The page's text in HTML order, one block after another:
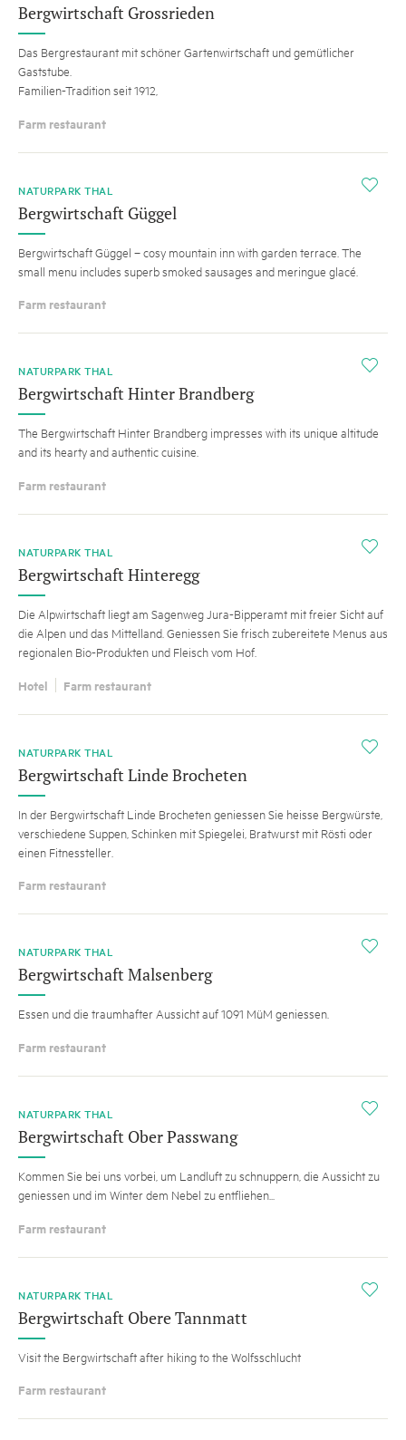
Bergwirtschaft Grossrieden
Das Bergrestaurant mit schöner Gartenwirtschaft und gemütlicher
Gaststube.
Familien-Tradition seit 1912,
Farm restaurant
i
NATURPARK THAL
Bergwirtschaft Güggel
Bergwirtschaft Güggel – cosy mountain inn with garden terrace. The
small menu includes superb smoked sausages and meringue glacé.
Farm restaurant
i
NATURPARK THAL
Bergwirtschaft Hinter Brandberg
The Bergwirtschaft Hinter Brandberg impresses with its unique altitude
and its hearty and authentic cuisine.
Farm restaurant
i
NATURPARK THAL
Bergwirtschaft Hinteregg
Die Alpwirtschaft liegt am Sagenweg Jura-Bipperamt mit freier Sicht auf
die Alpen und das Mittelland. Geniessen Sie frisch zubereitete Menus aus
regionalen Bio-Produkten und Fleisch vom Hof.
Hotel Farm restaurant
i
NATURPARK THAL
Bergwirtschaft Linde Brocheten
In der Bergwirtschaft Linde Brocheten geniessen Sie heisse Bergwürste,
verschiedene Suppen, Schinken mit Spiegelei, Bratwurst mit Rösti oder
einen Fitnessteller.
Farm restaurant
i
NATURPARK THAL
Bergwirtschaft Malsenberg
Essen und die traumhafter Aussicht auf 1091 MüM geniessen.
Farm restaurant
i
NATURPARK THAL
Bergwirtschaft Ober Passwang
Kommen Sie bei uns vorbei, um Landluft zu schnuppern, die Aussicht zu
geniessen und im Winter dem Nebel zu entfliehen...
Farm restaurant
i
NATURPARK THAL
Bergwirtschaft Obere Tannmatt
Visit the Bergwirtschaft after hiking to the Wolfsschlucht
Farm restaurant